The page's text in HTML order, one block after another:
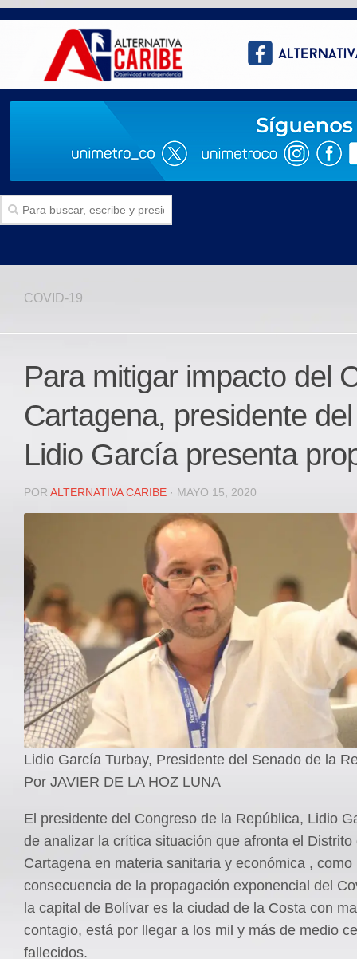
Politica
Deportes
JUDICIAL
REGIONAL
DEPARTAMENTAL
Internacional
Contactenos
facebook
Twitter
Instagram
Registro ISSN: 2711-3299
COVID-19
Para mitigar impacto del
Cartagena, presidente
Lidio García presenta
POR ALTERNATIVA CARIBE · MAYO 15, 2020
Lidio García Turbay, Presidente del Senado de la
Por JAVIER DE LA HOZ LUNA
El presidente del Congreso de la República, Lidio
de analizar la crítica situación que afronta el Distrito
Cartagena en materia sanitaria y económica , como
consecuencia de la propagación exponencial del
la capital de Bolívar es la ciudad de la Costa con
contagio, está por llegar a los mil y más de medio
fallecidos.